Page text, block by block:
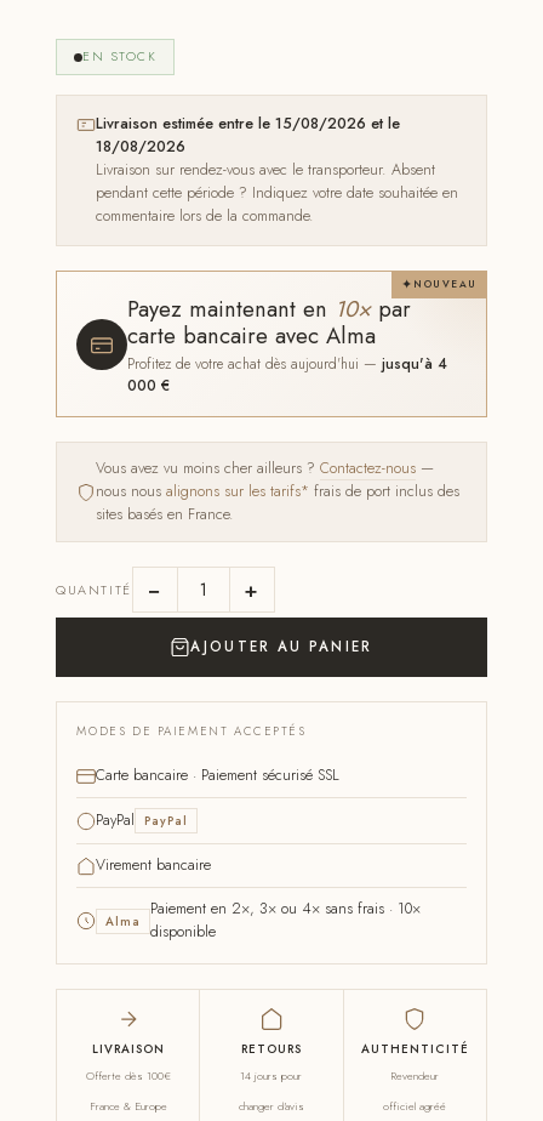
EN STOCK
Livraison estimée entre le 15/08/2026 et le
18/08/2026
Livraison sur rendez-vous avec le transporteur. Absent
pendant cette période ? Indiquez votre date souhaitée en
commentaire lors de la commande.
NOUVEAU
Payez maintenant en 10×par
carte bancaire avec Alma
Profitez de votre achat dès aujourd'hui —jusqu'à 4
000 €
Vous avez vu moins cher ailleurs ?Contactez-nous —
nous nousalignons sur les tarifs* frais de port inclus des
sites basés en France.
QUANTITÉ − +
AJOUTER AU PANIER
MODES DE PAIEMENT ACCEPTÉS
Carte bancaire · Paiement sécurisé SSL
PayPal PayPal
Virement bancaire
Alma
Paiement en 2×, 3× ou 4× sans frais · 10×
disponible
LIVRAISON
Offerte dès 100€
France & Europe
RETOURS
14 jours pour
changer d'avis
AUTHENTICITÉ
Revendeur
officiel agréé